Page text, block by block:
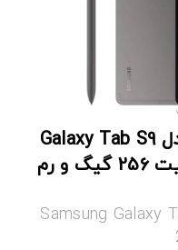
تبلت 12.4 اینچ سامسونگ مدل Galaxy Tab S9
FE Plus 5G SM-X616B ظرفیت 256 گیگ و رم
Samsung Galaxy